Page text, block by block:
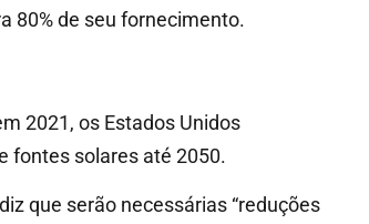
80% de seu fornecimento.
2021, os Estados Unidos
fontes solares até 2050.
que serão necessárias “reduções